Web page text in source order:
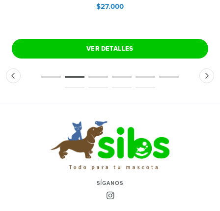
$27.000
VER DETALLES
SÍGANOS